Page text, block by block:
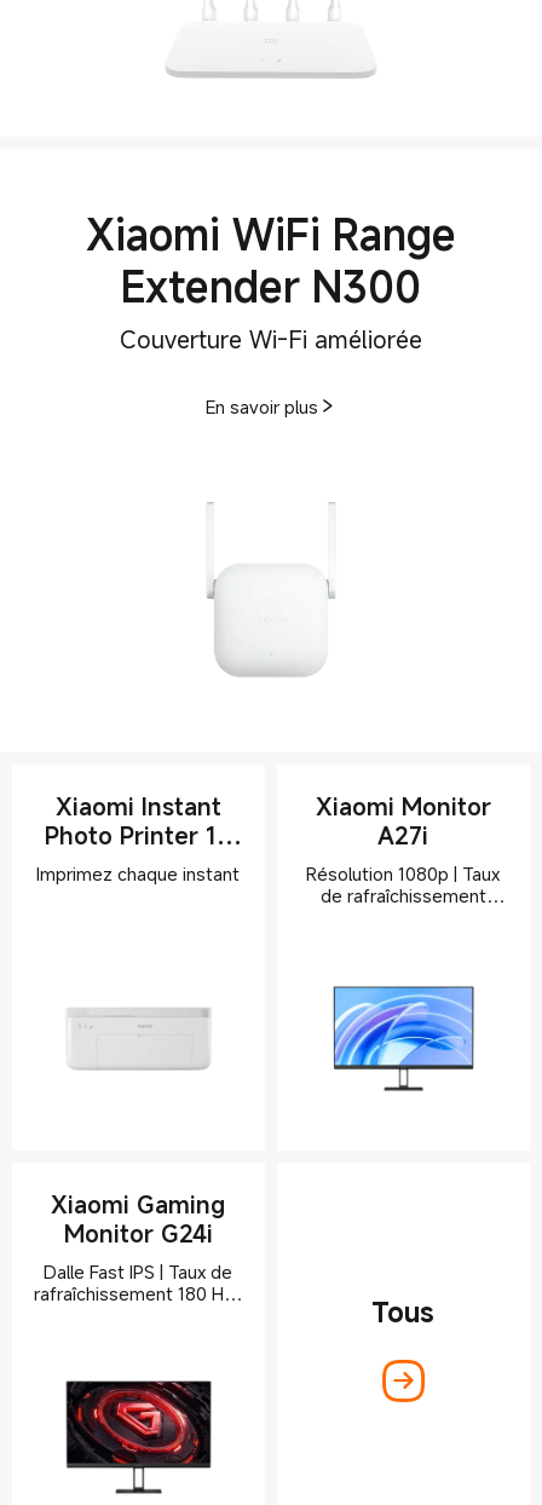
Xiaomi WiFi Range
Extender N300
En savoir plus
Xiaomi Instant
Photo Printer 1S
Set
Xiaomi Monitor
A27i
Résolution 1080p | Taux
de rafraîchissement
Xiaomi Gaming
Monitor G24i
Dalle Fast IPS | Taux de
rafraîchissement 180 Hz |
Tous